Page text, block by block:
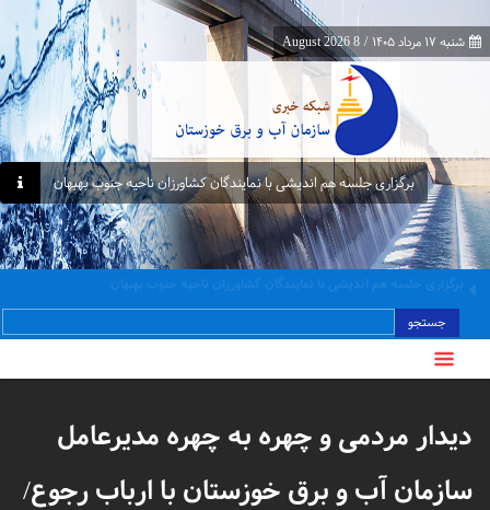
شنبه ۱۷ مرداد ۱۴۰۵ /
8 August 2026
برگزاری جلسه هم اندیشی با نمایندگان کشاورزان ناحیه جنوب بهبهان
جستجو
دیدار مردمی و چهره به چهره مدیرعامل
سازمان آب و برق خوزستان با ارباب رجوع/